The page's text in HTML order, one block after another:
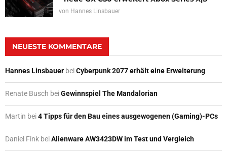
von Hannes Linsbauer
NEUESTE KOMMENTARE
Hannes Linsbauer beiCyberpunk 2077 erhält eine Erweiterung
Renate Busch beiGewinnspiel The Mandalorian
Martin bei4 Tipps für den Bau eines ausgewogenen (Gaming)-PCs
Daniel Fink beiAlienware AW3423DW im Test und Vergleich